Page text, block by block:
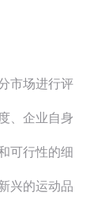
市场进行评
、企业自身
可行性的细
兴的运动品